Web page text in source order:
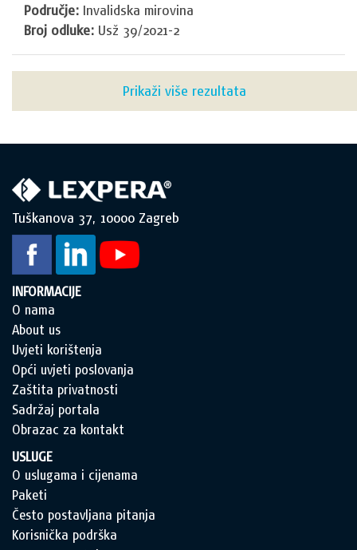
Područje: Invalidska mirovina
Broj odluke: Usž 39/2021-2
Prikaži više rezultata
Tuškanova 37, 10000 Zagreb
INFORMACIJE
O nama
About us
Uvjeti korištenja
Opći uvjeti poslovanja
Zaštita privatnosti
Sadržaj portala
Obrazac za kontakt
USLUGE
O uslugama i cijenama
Paketi
Često postavljana pitanja
Korisnička podrška